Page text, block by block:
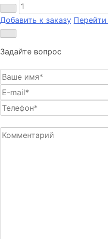
Добавить к заказу
Задайте вопрос